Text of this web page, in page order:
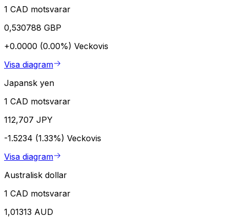
1 CAD motsvarar
0,530788 GBP
+0.0000 (0.00%) Veckovis
Visa diagram
Japansk yen
1 CAD motsvarar
112,707 JPY
-1.5234 (1.33%) Veckovis
Visa diagram
Australisk dollar
1 CAD motsvarar
1,01313 AUD